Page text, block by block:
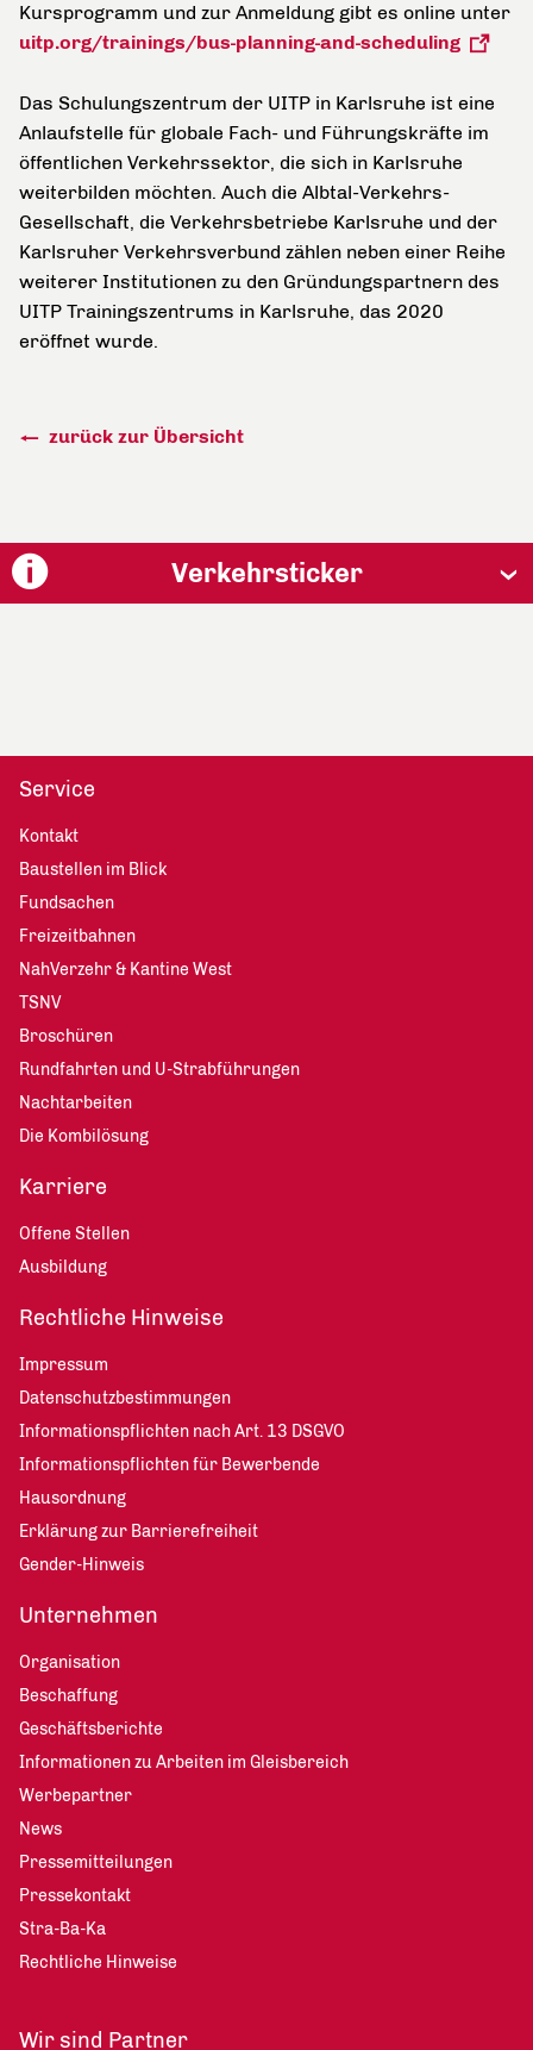
Kursprogramm und zur Anmeldung gibt es online unter
uitp.org/trainings/bus-planning-and-scheduling
Das Schulungszentrum der UITP in Karlsruhe ist eine
Anlaufstelle für globale Fach- und Führungskräfte im
öffentlichen Verkehrssektor, die sich in Karlsruhe
weiterbilden möchten. Auch die Albtal-Verkehrs-
Gesellschaft, die Verkehrsbetriebe Karlsruhe und der
Karlsruher Verkehrsverbund zählen neben einer Reihe
weiterer Institutionen zu den Gründungspartnern des
UITP Trainingszentrums in Karlsruhe, das 2020
eröffnet wurde.
zurück zur Übersicht
Verkehrsticker
Service
Kontakt
Baustellen im Blick
Fundsachen
Freizeitbahnen
NahVerzehr & Kantine West
TSNV
Broschüren
Rundfahrten und U-Strabführungen
Nachtarbeiten
Die Kombilösung
Karriere
Offene Stellen
Ausbildung
Rechtliche Hinweise
Impressum
Datenschutzbestimmungen
Informationspflichten nach Art. 13 DSGVO
Informationspflichten für Bewerbende
Hausordnung
Erklärung zur Barrierefreiheit
Gender-Hinweis
Unternehmen
Organisation
Beschaffung
Geschäftsberichte
Informationen zu Arbeiten im Gleisbereich
Werbepartner
News
Pressemitteilungen
Pressekontakt
Stra-Ba-Ka
Rechtliche Hinweise
Wir sind Partner